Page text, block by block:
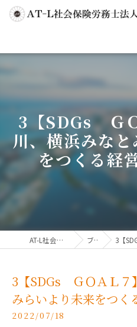
3【SDGs Ｇ
川、横浜みな
をつくる経
AT-L社会保険労務士法人 ブログ 3【SDGs Ｇ
3【SDGs ＧＯＡＬ７
みらいより未来をつく
2022/07/18